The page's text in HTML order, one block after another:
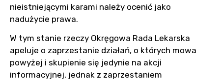
nieistniejącymi karami należy ocenić jako
nadużycie prawa.
W tym stanie rzeczy Okręgowa Rada Lekarska
apeluje o zaprzestanie działań, o których mowa
powyżej i skupienie się jedynie na akcji
informacyjnej, jednak z zaprzestaniem